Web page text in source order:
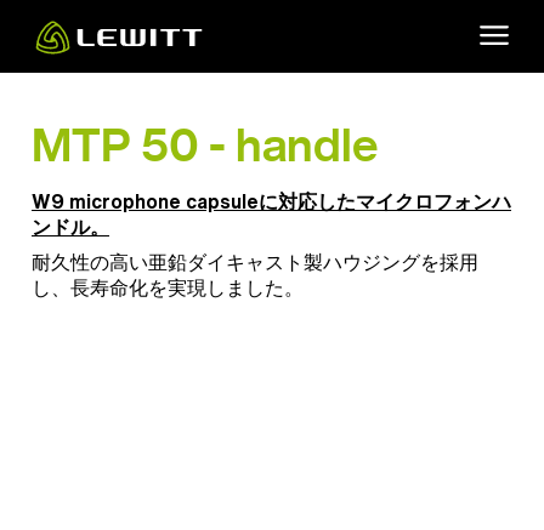
main
MTP 50 - handle
W9 microphone capsuleに対応したマイクロフォンハ
ンドル。
耐久性の高い亜鉛ダイキャスト製ハウジングを採用
し、長寿命化を実現しました。